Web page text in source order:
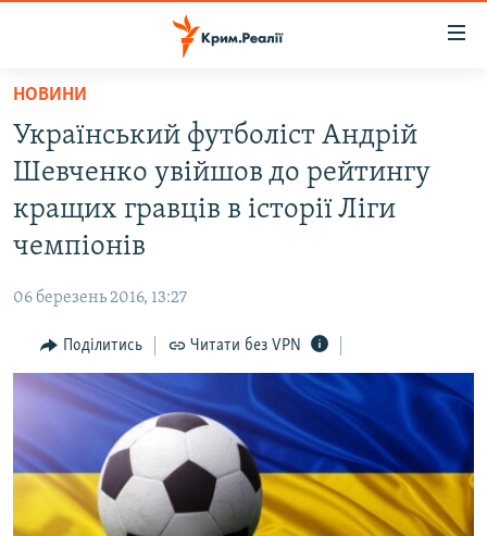
Перейти
основного
матеріалу
до
основної
Перейти
пошуку
ВОДА.КРИМ
ПОЛІТИКА
ПОГЛЯД
ІНТЕРВ'Ю
ВСЕ ЗА ДЕНЬ
СПЕЦПРОЕКТИ
ДЕПОРТАЦІЯ
ВІДЕОУРОКИ «ELIFBE»
ЯК ОБІЙТИ БЛОКУВАННЯ
Русский
НОВИНИ
Український футболіст Андрій
Шевченко увійшов до рейтингу
кращих гравців в історії Ліги
чемпіонів
06 березень 2016, 13:27
Поділитись Читати без VPN